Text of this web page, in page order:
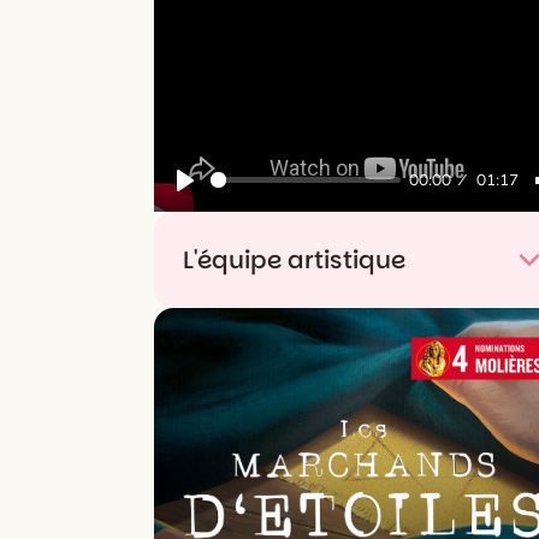
Play
00:00 01:17
L'équipe artistique
Écriture, conception et interprétation
Catherine Büchi, Léa Pohlhammer et
Pierre Mifsud
Création sonore
Andrès García
Création lumièreCédric Caradec
CostumesAline Courvoisier